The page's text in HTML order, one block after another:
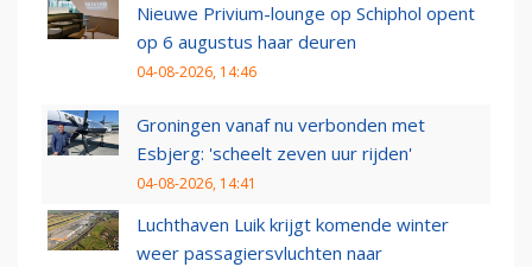
Nieuwe Privium-lounge op Schiphol opent
op 6 augustus haar deuren
04-08-2026, 14:46
Groningen vanaf nu verbonden met
Esbjerg: 'scheelt zeven uur rijden'
04-08-2026, 14:41
Luchthaven Luik krijgt komende winter
weer passagiersvluchten naar